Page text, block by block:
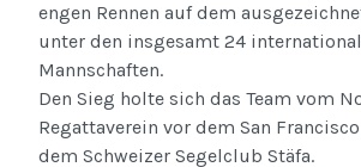
engen Rennen auf dem
unter den insgesamt 24
Mannschaften.
Den Sieg holte sich das Team vom
Regattaverein vor dem San
dem Schweizer Segelclub Stäfa.